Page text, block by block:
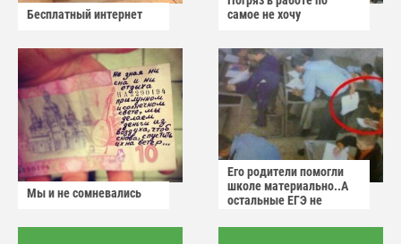
Бесплатный интернет
самое не хочу
Мы и не сомневались
Его родители помогли
школе материально..А
остальные ЕГЭ не